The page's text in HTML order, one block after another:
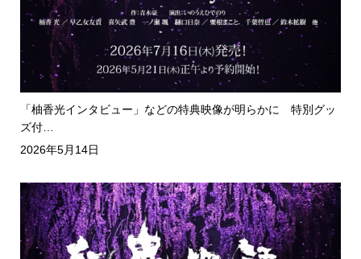
「柚香光インタビュー」などの特典映像が明らかに 特別グッ
ズ付…
2026年5月14日